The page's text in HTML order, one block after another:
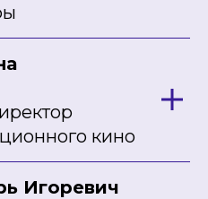
кино
Игоревич